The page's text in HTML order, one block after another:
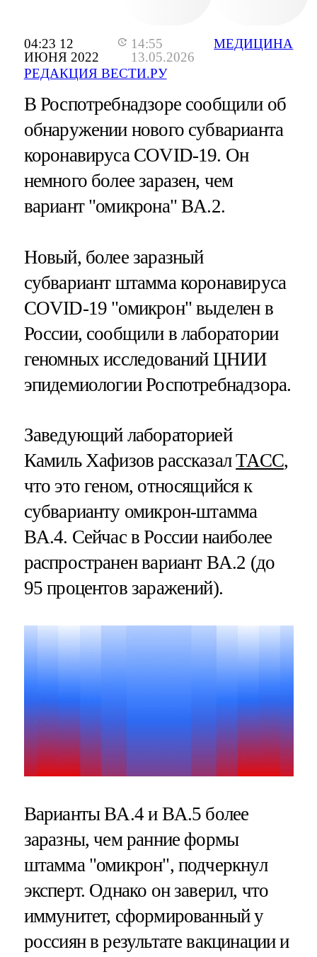
04:23 12
ИЮНЯ 2022
14:55
13.05.2026
РЕДАКЦИЯ ВЕСТИ.РУ
МЕДИЦИНА
В Роспотребнадзоре сообщили об
обнаружении нового субварианта
коронавируса COVID-19. Он
немного более заразен, чем
вариант "омикрона" BA.2.
Новый, более заразный
субвариант штамма коронавируса
COVID-19 "омикрон" выделен в
России, сообщили в лаборатории
геномных исследований ЦНИИ
эпидемиологии Роспотребнадзора.
Заведующий лабораторией
Камиль Хафизов рассказалТАСС,
что это геном, относящийся к
субварианту омикрон-штамма
BA.4. Сейчас в России наиболее
распространен вариант BA.2 (до
95 процентов заражений).
Варианты BA.4 и BA.5 более
заразны, чем ранние формы
штамма "омикрон", подчеркнул
эксперт. Однако он заверил, что
иммунитет, сформированный у
россиян в результате вакцинации и